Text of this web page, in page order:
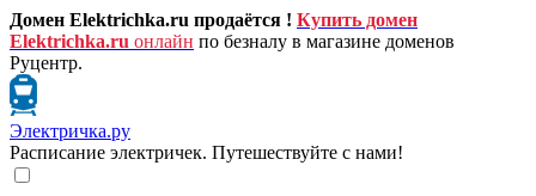
Домен Elektrichka.ru продаётся ! Купить домен
Elektrichka.ru онлайн по безналу в магазине доменов
Руцентр.
Электричка.ру
Расписание электричек. Путешествуйте с нами!